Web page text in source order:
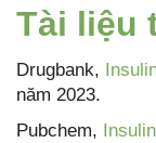
Tài liệu
Drugbank,
năm 2023.
Pubchem,